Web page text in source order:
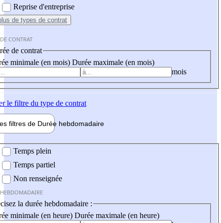
Reprise d'entreprise
de types de contrat
CONTRAT
de contrat
minimale (en mois) Durée maximale (en mois)
mois
le filtre du type de contrat
filtres de Durée hebdomadaire
Temps plein
Temps partiel
Non renseignée
la durée hebdomadaire :
minimale (en heure) Durée maximale (en heure)